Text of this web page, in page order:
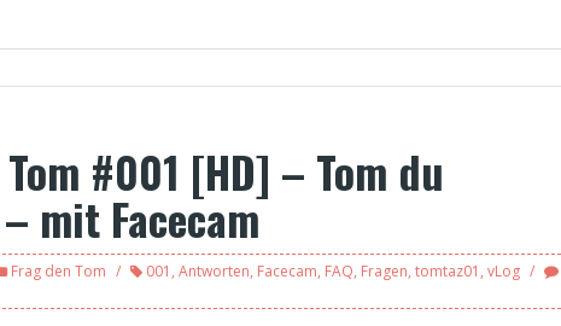
#001 [HD] – Tom du
mit Facecam
Frag den Tom 001 , Antworten, Facecam, FAQ, Fragen, tomtaz01 , vLog